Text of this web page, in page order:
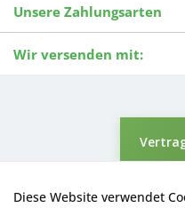
Unsere Zahlungsarten
Wir versenden mit:
Nachnahmegebühren,
Funktionale
Diese Website verwendet